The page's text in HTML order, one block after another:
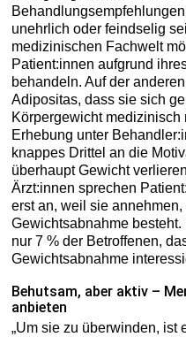
unehrlich oder feindselig
medizinischen Fachwelt
Patient:innen aufgrund
behandeln. Auf der
Adipositas, dass sie sich
Körpergewicht medizinisch
Erhebung unter
knappes Drittel an die
überhaupt Gewicht
Ärzt:innen sprechen
erst an, weil sie
Gewichtsabnahme
nur 7 % der Betroffenen,
Gewichtsabnahme
Behutsam, aber aktiv –
anbieten
„Um sie zu überwinden, ist